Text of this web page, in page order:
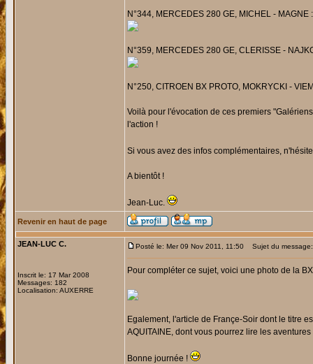
N°344, MERCEDES 280 GE, MICHEL -
N°359, MERCEDES 280 GE, CLERISSE -
N°250, CITROEN BX PROTO, MOKRYCKI -
Voilà pour l'évocation de ces premiers
l'action !
Si vous avez des infos complémentaires,
A bientôt !
Jean-Luc.
Revenir en haut de page
JEAN-LUC C.
Inscrit le: 17 Mar 2008
Messages: 182
Localisation: AUXERRE
Posté le: Mer 09 Nov 2011, 11:50 Sujet du
Pour compléter ce sujet, voici une photo de la
Egalement, l'article de Françe-Soir dont le titre
AQUITAINE, dont vous pourrez lire les
Bonne journée !